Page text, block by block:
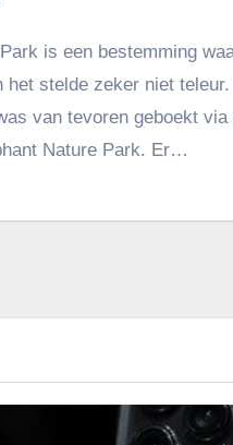
het stelde zeker niet
van tevoren geboekt via
Nature Park. Er…